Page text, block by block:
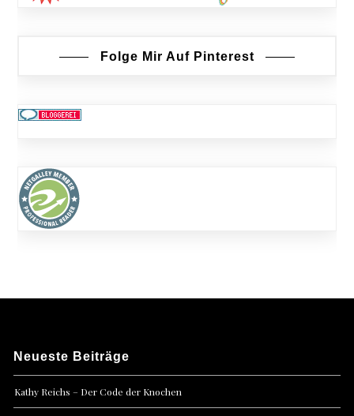
Folge Mir Auf Pinterest
Neueste Beiträge
Kathy Reichs – Der Code der Knochen